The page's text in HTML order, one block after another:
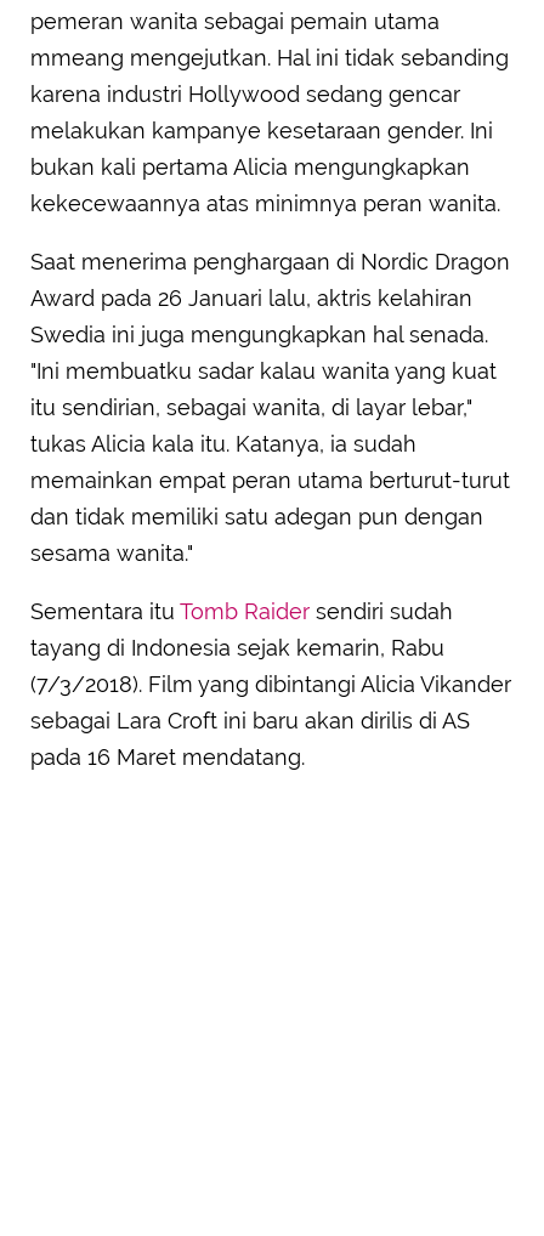
pemeran wanita sebagai pemain utama
mmeang mengejutkan. Hal ini tidak sebanding
karena industri Hollywood sedang gencar
melakukan kampanye kesetaraan gender. Ini
bukan kali pertama Alicia mengungkapkan
kekecewaannya atas minimnya peran wanita.
Saat menerima penghargaan di Nordic Dragon
Award pada 26 Januari lalu, aktris kelahiran
Swedia ini juga mengungkapkan hal senada.
"Ini membuatku sadar kalau wanita yang kuat
itu sendirian, sebagai wanita, di layar lebar,"
tukas Alicia kala itu. Katanya, ia sudah
memainkan empat peran utama berturut-turut
dan tidak memiliki satu adegan pun dengan
sesama wanita."
Sementara itu Tomb Raider sendiri sudah
tayang di Indonesia sejak kemarin, Rabu
(7/3/2018). Film yang dibintangi Alicia Vikander
sebagai Lara Croft ini baru akan dirilis di AS
pada 16 Maret mendatang.